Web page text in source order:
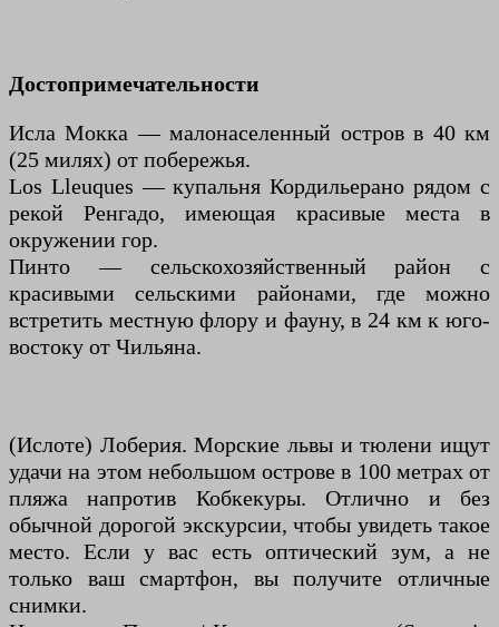
Достопримечательности
Исла Мокка — малонаселенный остров в 40 км
(25 милях) от побережья.
Los Lleuques — купальня Кордильерано рядом с
рекой Ренгадо, имеющая красивые места в
окружении гор.
Пинто — сельскохозяйственный район с
красивыми сельскими районами, где можно
встретить местную флору и фауну, в 24 км к юго-
востоку от Чильяна.
(Ислоте) Лоберия. Морские львы и тюлени ищут
удачи на этом небольшом острове в 100 метрах от
пляжа напротив Кобкекуры. Отлично и без
обычной дорогой экскурсии, чтобы увидеть такое
место. Если у вас есть оптический зум, а не
только ваш смартфон, вы получите отличные
снимки.